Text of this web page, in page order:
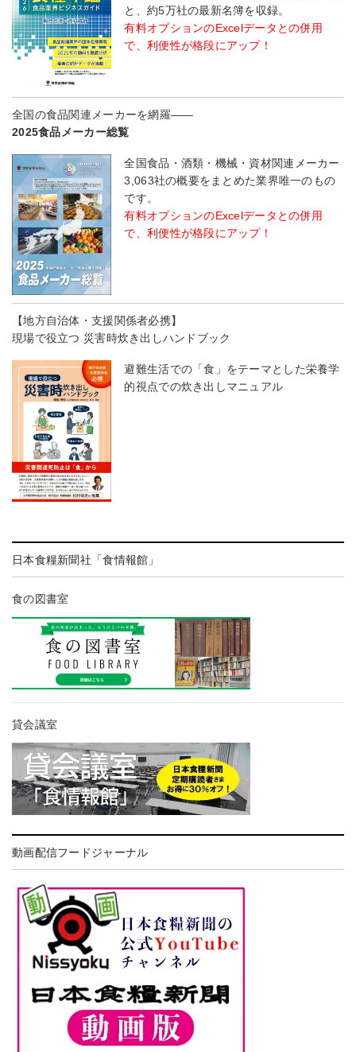
と、約5万社の最新名簿を収録。
有料オプションのExcelデータとの併用
で、利便性が格段にアップ！
全国の食品関連メーカーを網羅――
2025食品メーカー総覧
全国食品・酒類・機械・資材関連メーカー
3,063社の概要をまとめた業界唯一のもの
です。
有料オプションのExcelデータとの併用
で、利便性が格段にアップ！
【地方自治体・支援関係者必携】
現場で役立つ 災害時炊き出しハンドブック
避難生活での「食」をテーマとした栄養学
的視点での炊き出しマニュアル
日本食糧新聞社「食情報館」
食の図書室
貸会議室
動画配信フードジャーナル